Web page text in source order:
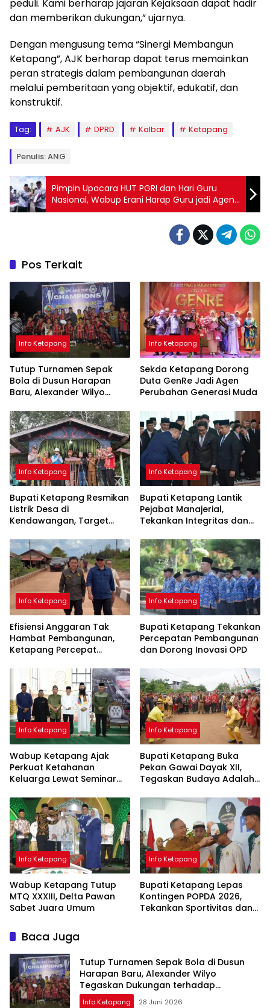
peduli. Kami berharap jajaran Kejaksaan dapat hadir
dan memberikan dukungan,” ujarnya.
Dengan mengusung tema “Sinergi Membangun
Ketapang”, AJK berharap dapat terus memainkan
peran strategis dalam pembangunan daerah
melalui pemberitaan yang objektif, edukatif, dan
konstruktif.
Tag: AJK DPRD Kalbar Ketapang
Penulis: ANG
Pimpin Upacara HUT PGRI dan Hari Guru
Nasional, Wabup Erani Harap Guru jadi Agen
Pembaharuan
Pos Terkait
Info Ketapang
Tutup Turnamen Sepak
Bola di Dusun Harapan
Baru, Alexander Wilyo
terhadap Pembinaan Atlet
Info Ketapang
Sekda Ketapang Dorong
Duta GenRe Jadi Agen
Perubahan Generasi Muda
Info Ketapang
Bupati Ketapang Resmikan
Listrik Desa di
Kendawangan, Target
pada 2029
Info Ketapang
Bupati Ketapang Lantik
Pejabat Manajerial,
Tekankan Integritas dan
Info Ketapang
Efisiensi Anggaran Tak
Hambat Pembangunan,
Ketapang Percepat
Kolaborasi
Info Ketapang
Bupati Ketapang Tekankan
Percepatan Pembangunan
dan Dorong Inovasi OPD
Info Ketapang
Wabup Ketapang Ajak
Perkuat Ketahanan
Keluarga Lewat Seminar
Info Ketapang
Bupati Ketapang Buka
Pekan Gawai Dayak XII,
Tegaskan Budaya Adalah
Info Ketapang
Wabup Ketapang Tutup
MTQ XXXIII, Delta Pawan
Sabet Juara Umum
Info Ketapang
Bupati Ketapang Lepas
Kontingen POPDA 2026,
Tekankan Sportivitas dan
Baca Juga
Tutup Turnamen Sepak Bola di Dusun
Harapan Baru, Alexander Wilyo
Tegaskan Dukungan terhadap
Pembinaan Atlet
Info Ketapang 28 Juni 2026